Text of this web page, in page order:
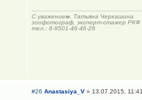
С уважением, Татьяна Черкашина
зоофотограф, эксперт-стажер РКФ
тел.: 8-9501-46-46-26
#26 Anastasiya_V » 13.07.2015, 11:41